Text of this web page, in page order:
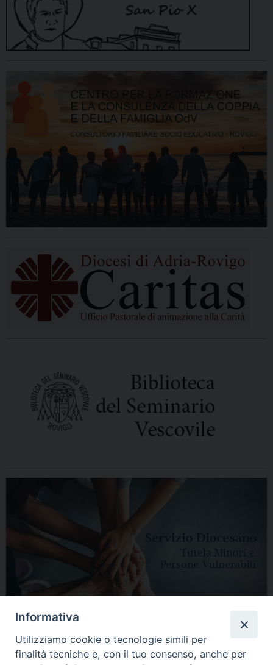
Informativa
Utilizziamo cookie o tecnologie simili per
finalità tecniche e, con il tuo consenso, anche per